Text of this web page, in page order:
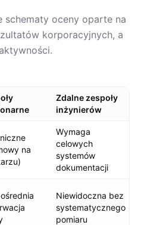
schematy oceny oparte na
korporacyjnych, a
Zdalne zespoły
inżynierów
na
Wymaga
celowych
systemów
dokumentacji
Niewidoczna bez
systematycznego
pomiaru